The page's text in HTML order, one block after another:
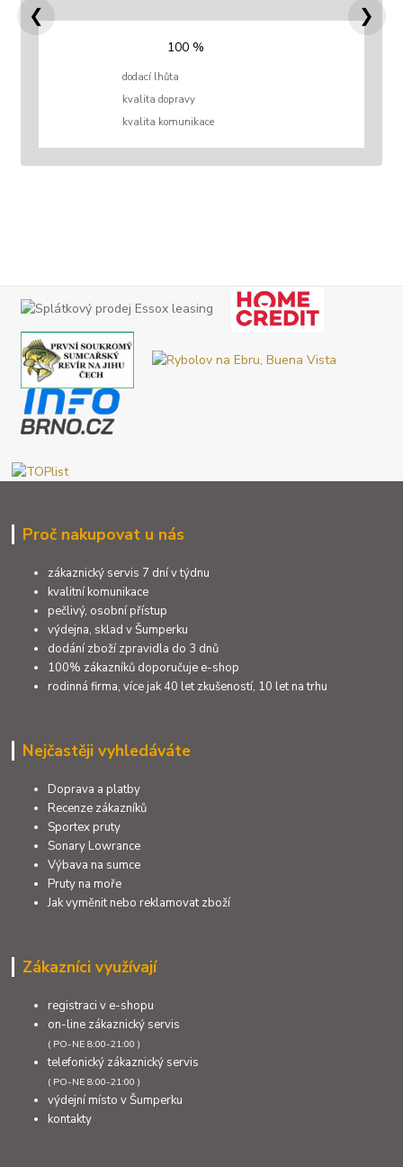
100 %
dodací lhůta
kvalita dopravy
kvalita komunikace
❮ ❯
Proč nakupovat u nás
zákaznický servis 7 dní v týdnu
kvalitní komunikace
pečlivý, osobní přístup
výdejna, sklad v Šumperku
dodání zboží zpravidla do 3 dnů
100% zákazníků doporučuje e-shop
rodinná firma, více jak 40 let zkušeností, 10 let na trhu
Nejčastěji vyhledáváte
Doprava a platby
Recenze zákazníků
Sportex pruty
Sonary Lowrance
Výbava na sumce
Pruty na moře
Jak vyměnit nebo reklamovat zboží
Zákazníci využívají
registraci v e-shopu
on-line zákaznický servis
( PO-NE 8:00-21:00 )
telefonický zákaznický servis
( PO-NE 8:00-21:00 )
výdejní místo v Šumperku
kontakty